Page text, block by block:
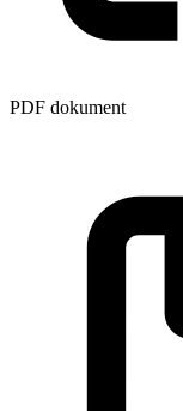
PDF dokument